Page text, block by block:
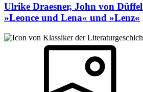
Ulrike Draesner, John von Düffel
»Leonce und Lena« und »Lenz«